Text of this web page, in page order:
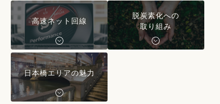
高速ネット回線
脱炭素化への
取り組み
日本橋エリアの魅力